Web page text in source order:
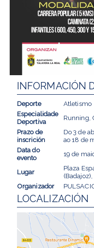
INFORMACIÓN
Deporte
Atletismo
Especialidade
Deportiva
Running,
Prazo de
inscrición
Do3 de
ao18 de
Data do
evento
19 de
Lugar
Plaza
Organizador
LOCALIZACIÓN